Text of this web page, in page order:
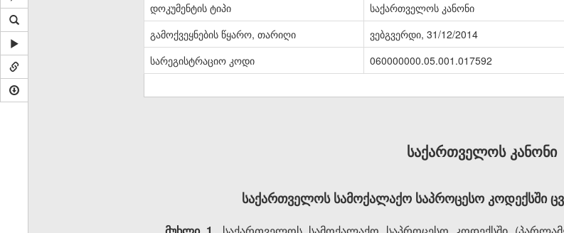
დოკუმენტის ტიპი
საქართველოს კანონი
გამოქვეყნების წყარო, თარიღი
ვებგვერდი, 31/12/2014
სარეგისტრაციო კოდი
060000000.05.001.017592
საქართველოს კანონი
საქართველოს სამოქალაქო საპროცესო კოდექსში